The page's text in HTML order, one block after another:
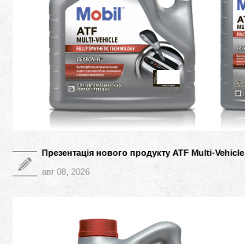
Презентація нового продукту ATF Multi-Vehicle
авг 08, 2026